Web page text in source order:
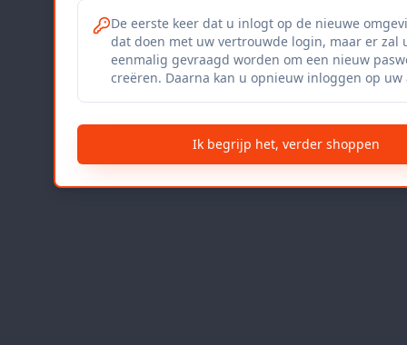
De eerste keer dat u inlogt op de nieuwe
dat doen met uw vertrouwde login, maar er zal
eenmalig gevraagd worden om een nieuw
creëren. Daarna kan u opnieuw inloggen op uw
Ik begrijp het, verder shoppen